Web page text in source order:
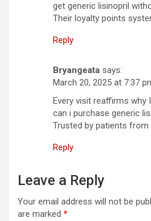
get generic lisinopril
Their loyalty points
Reply
Bryangeata says:
March 20, 2025 at 7:37
Every visit reaffirms why
can i purchase generic
Trusted by patients
Reply
Leave a Reply
Your email address will not be
are marked *